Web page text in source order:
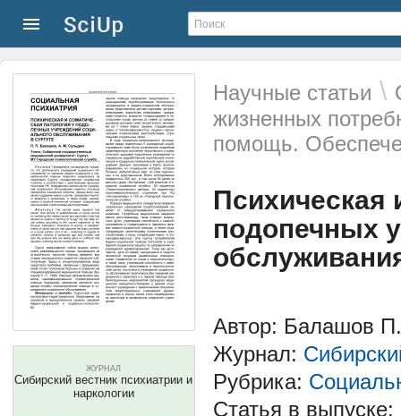
Научные статьи \
жизненных
помощь.
Психическая
подопечных
ЖУРНАЛ
Сибирский вестник психиатрии и
наркологии
Автор: Балашов
Журнал:
Рубрика:
Статья в выпуске: